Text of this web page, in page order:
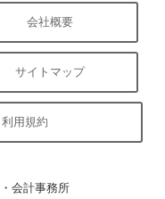
会社概要
サイトマップ
用規約
会計事務所